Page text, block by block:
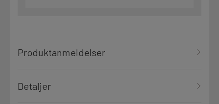
Produktanmeldelser
Detaljer